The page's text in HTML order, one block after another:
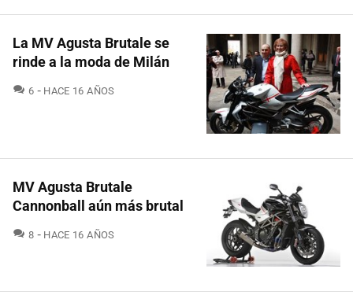
La MV Agusta Brutale se
rinde a la moda de Milán
6 COMENTARIOS
HACE 16 AÑOS
MV Agusta Brutale
Cannonball aún más brutal
8 COMENTARIOS
HACE 16 AÑOS